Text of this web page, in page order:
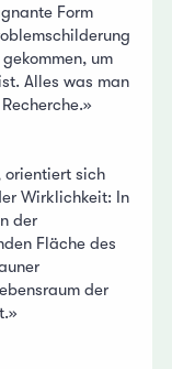
Form
um
Alles was man
orientiert sich
Wirklichkeit: In
der
Fläche des
der